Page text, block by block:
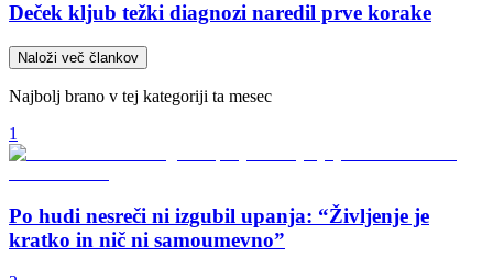
Deček kljub težki diagnozi naredil prve korake
Naloži več člankov
Najbolj brano v tej kategoriji ta mesec
1
Po hudi nesreči ni izgubil upanja: “Življenje je
kratko in nič ni samoumevno”